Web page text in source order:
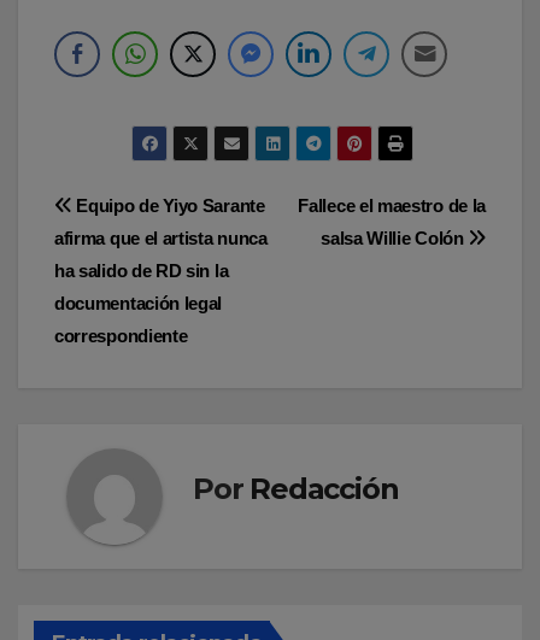
Navegación
de
entradas
Fallece el maestro de la
salsa Willie Colón
Equipo de Yiyo Sarante
afirma que el artista nunca
ha salido de RD sin la
documentación legal
correspondiente
Por Redacción